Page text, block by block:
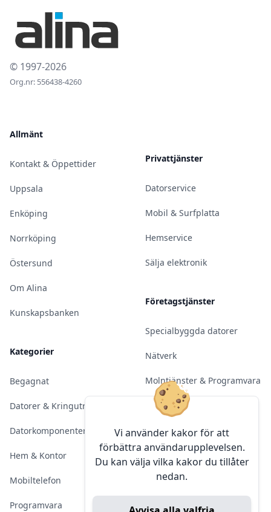
Vi använder kakor för att
förbättra användarupplevelsen.
Du kan välja vilka kakor du tillåter
nedan.
© 1997-2026
Org.nr: 556438-4260
Allmänt
Kontakt & Öppettider
Uppsala
Enköping
Norrköping
Östersund
Om Alina
Kunskapsbanken
Kategorier
Begagnat
Datorer & Kringutrustning
Datorkomponenter
Hem & Kontor
Mobiltelefon
Programvara
Privattjänster
Datorservice
Mobil & Surfplatta
Hemservice
Sälja elektronik
Företagstjänster
Specialbyggda datorer
Nätverk
Molntjänster & Programvara
Server & Backup
Kameraövervakning
Konferens & Public Display
Sälja elektronik